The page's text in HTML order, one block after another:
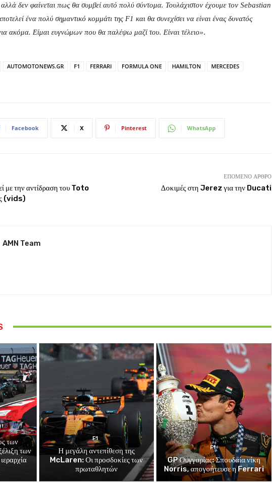
δεν φαίνεται πως θα συμβεί αυτό πολύ σύντομα. Τουλάχιστον έχουμε τον Sebastian
ένα πολύ σημαντικό κομμάτι της F1 και θα συνεχίσει να είναι ένας δυνατός
ακόμα. Είμαι ευγνώμων που θα παλέψω μαζί του. Είναι τέλειο».
AUTOMOTONEWS.GR F1 FERRARI FORMULA ONE HAMILTON
MERCEDES
Facebook X Pinterest WhatsApp
με την αντίδραση του Toto
(vids)
ΕΠΌΜΕΝΟ ΆΡΘΡΟ
Δοκιμές στη Jerez για την Ducati
AMN Team
των
των
F1
Η μεγάλη αντεπίθεση της
McLaren: Οι προσδοκίες των
πρωταθλητών
F1
GP Ουγγαρίας: Σπουδαία νίκη
Norris, απογοήτευσε η Ferrari